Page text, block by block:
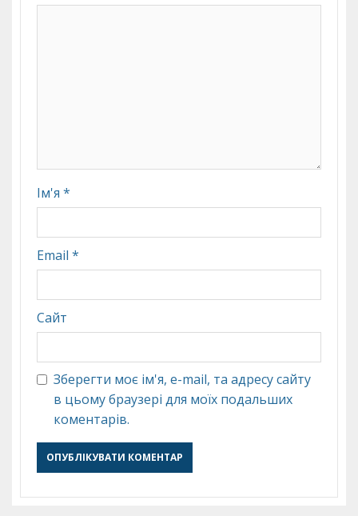
Ім'я *
Email *
Сайт
Зберегти моє ім'я, e-mail, та адресу сайту
в цьому браузері для моїх подальших
коментарів.